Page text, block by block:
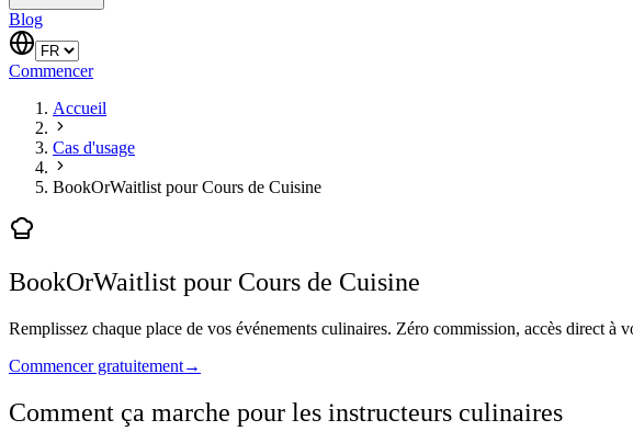
Blog
Commencer
Accueil
Cas d'usage
BookOrWaitlist pour Cours de Cuisine
BookOrWaitlist pour Cours de Cuisine
Remplissez chaque place de vos événements culinaires. Zéro commission, accès direct à
Commencer gratuitement→
Comment ça marche pour les instructeurs culinaires